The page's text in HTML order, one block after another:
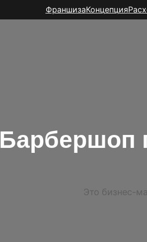
ФраншизаКонцепция
Барбершоп
Это бизнес-